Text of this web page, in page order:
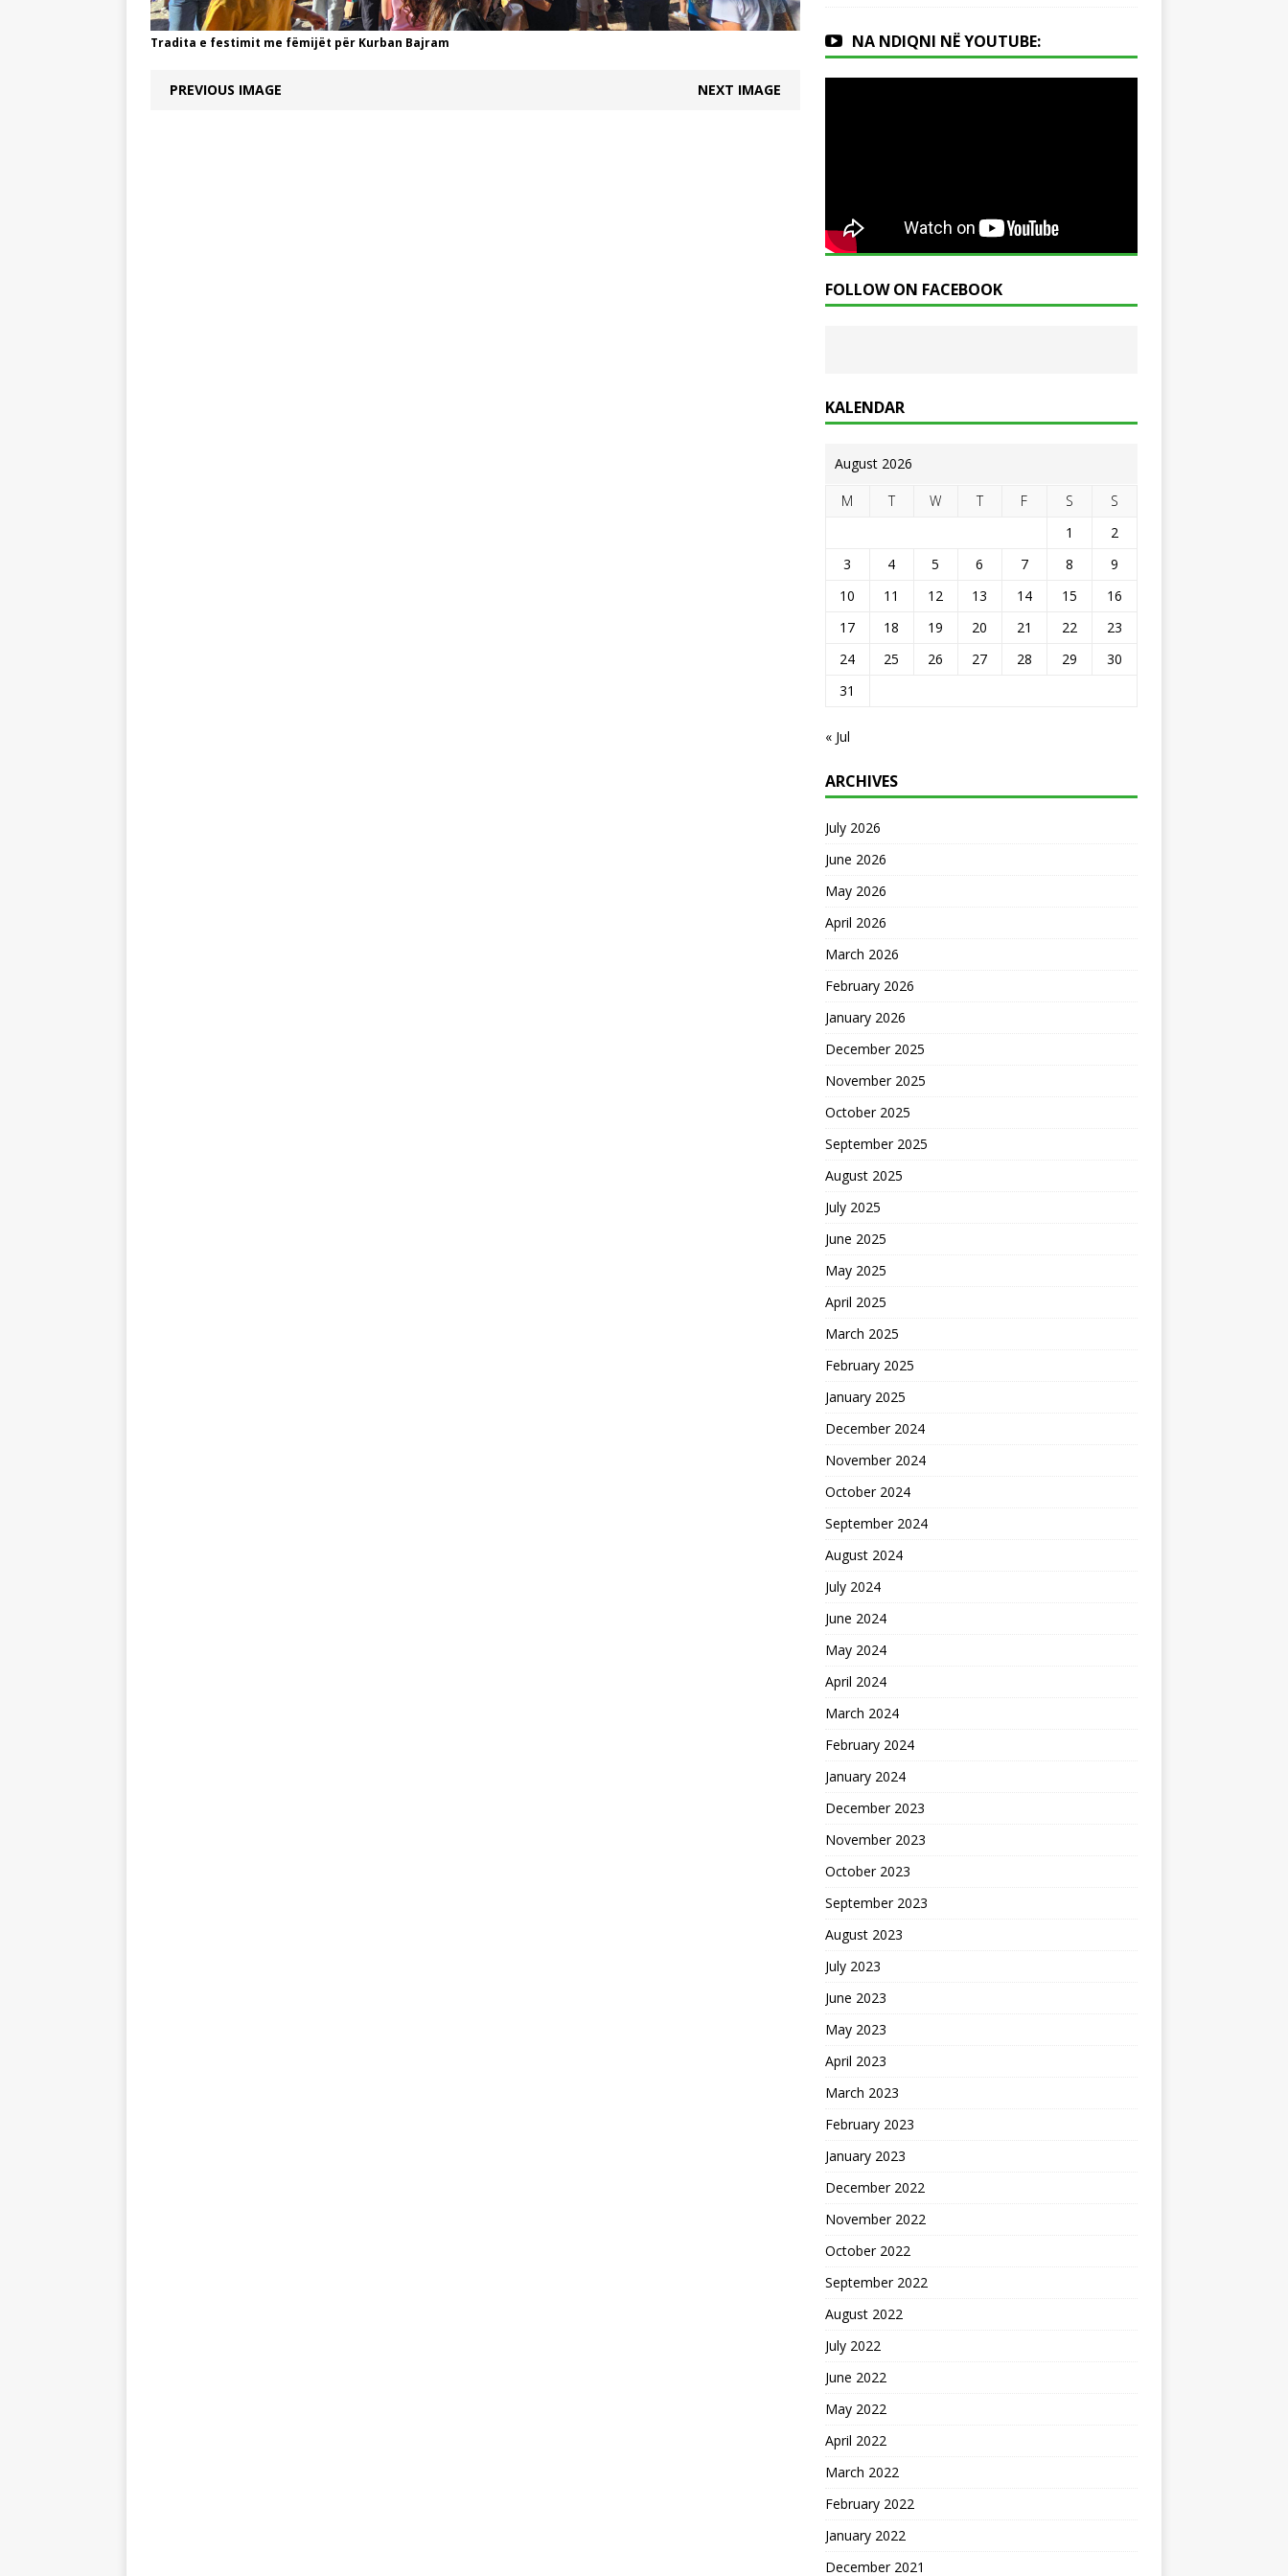
Tradita e festimit me fëmijët për Kurban Bajram
PREVIOUS IMAGE NEXT IMAGE
NA NDIQNI NË YOUTUBE:
FOLLOW ON FACEBOOK
KALENDAR
August 2026
M T W T F S
S
1
2
3
4 5 6 7 8
9
10
11 12 13 14 15
16
17
18 19 20 21 22
23
24
25 26 27 28 29
30
31
« Jul
ARCHIVES
July 2026
June 2026
May 2026
April 2026
March 2026
February 2026
January 2026
December 2025
November 2025
October 2025
September 2025
August 2025
July 2025
June 2025
May 2025
April 2025
March 2025
February 2025
January 2025
December 2024
November 2024
October 2024
September 2024
August 2024
July 2024
June 2024
May 2024
April 2024
March 2024
February 2024
January 2024
December 2023
November 2023
October 2023
September 2023
August 2023
July 2023
June 2023
May 2023
April 2023
March 2023
February 2023
January 2023
December 2022
November 2022
October 2022
September 2022
August 2022
July 2022
June 2022
May 2022
April 2022
March 2022
February 2022
January 2022
December 2021